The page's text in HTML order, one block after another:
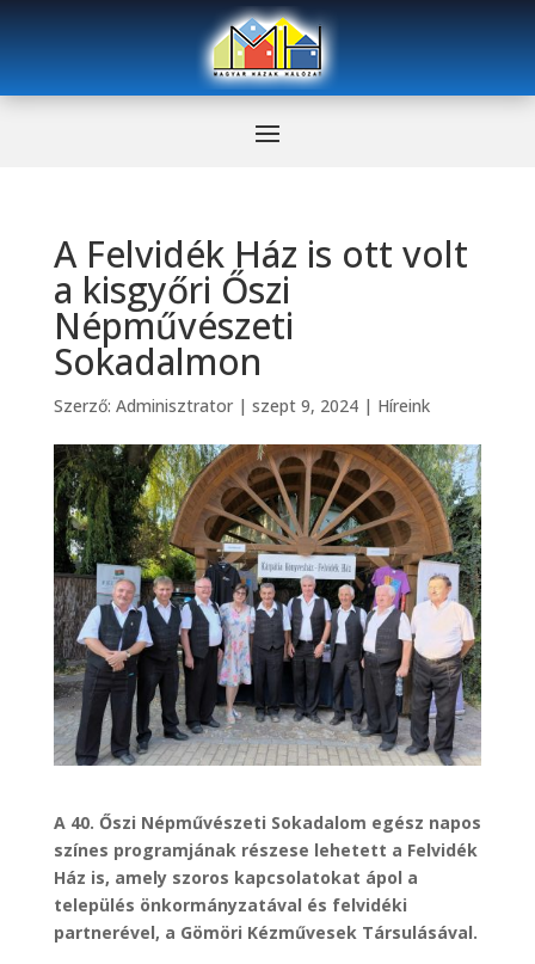
A Felvidék Ház is ott volt
a kisgyőri Őszi
Népművészeti
Sokadalmon
Szerző: Adminisztrator| szept 9, 2024| Híreink
A 40. Őszi Népművészeti Sokadalom egész napos
színes programjának részese lehetett a Felvidék
Ház is, amely szoros kapcsolatokat ápol a
település önkormányzatával és felvidéki
partnerével, a Gömöri Kézművesek Társulásával.